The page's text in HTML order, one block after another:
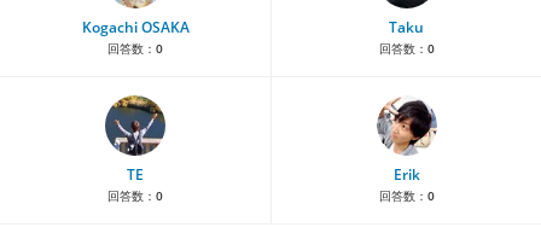
Kogachi OSAKA
回答数： 0
Taku
回答数： 0
TE
回答数： 0
Erik
回答数： 0